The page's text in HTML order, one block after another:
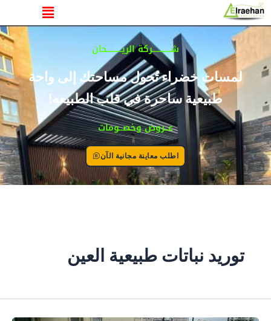
تخطي
إلى
المحتوى
القائمة
شــــــــــركة الريــــــــحان
لمسات خضراء تُحول مساحتك إلى واحة
طبيعية ساحرة في قلب الطبيعه!
عــروض وخصــومات
اطلب معاينة مجانية الآن
توريد نباتات طبيعية العين